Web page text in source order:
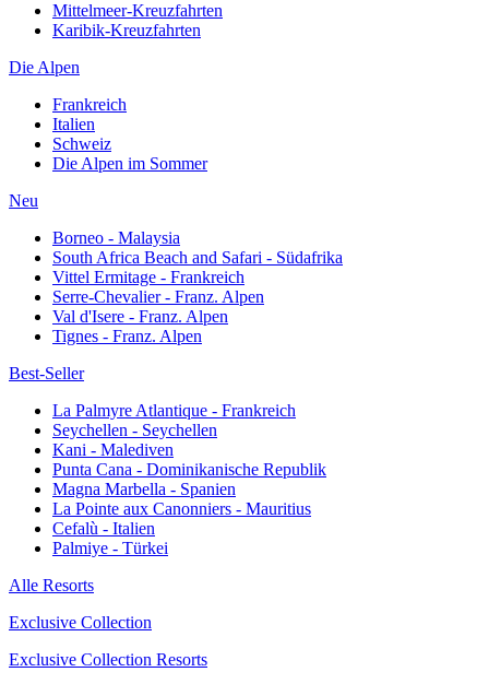
Mittelmeer-Kreuzfahrten
Karibik-Kreuzfahrten
Die Alpen
Frankreich
Italien
Schweiz
Die Alpen im Sommer
Neu
Borneo - Malaysia
South Africa Beach and Safari - Südafrika
Vittel Ermitage - Frankreich
Serre-Chevalier - Franz. Alpen
Val d'Isere - Franz. Alpen
Tignes - Franz. Alpen
Best-Seller
La Palmyre Atlantique - Frankreich
Seychellen - Seychellen
Kani - Malediven
Punta Cana - Dominikanische Republik
Magna Marbella - Spanien
La Pointe aux Canonniers - Mauritius
Cefalù - Italien
Palmiye - Türkei
Alle Resorts
Exclusive Collection
Exclusive Collection Resorts